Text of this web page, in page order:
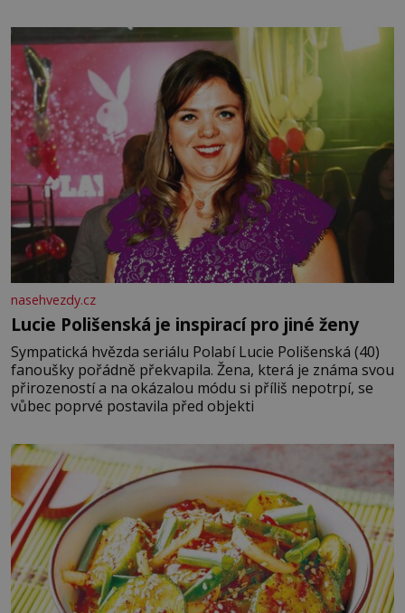
Tragédii o Macbethovi. Napsal ji pro krále Jakuba I., jenž
v roce 1603 vystřídal
nasehvezdy.cz
Lucie Polišenská je inspirací pro jiné ženy
Sympatická hvězda seriálu Polabí Lucie Polišenská (40)
fanoušky pořádně překvapila. Žena, která je známa svou
přirozeností a na okázalou módu si příliš nepotrpí, se
vůbec poprvé postavila před objekti